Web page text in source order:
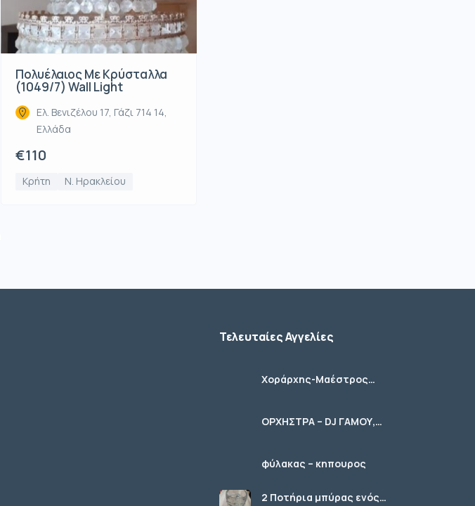
Πολυέλαιος Με Κρύσταλλα
(1049/7) Wall Light
Ελ. Βενιζέλου 17, Γάζι 714 14,
Ελλάδα
€110
Κρήτη Ν. Ηρακλείου
Τελευταίες Αγγελίες
Χοράρχης-Μαέστρος
Χορωδιών
ΟΡΧΗΣΤΡΑ – DJ ΓΑΜΟΥ,
ΚΟΙΝΩΝΙΚΩΝ ΕΚΔΗΛΩΣΕΩΝ
φύλακας – κηπουρος
2 Ποτήρια μπύρας ενός